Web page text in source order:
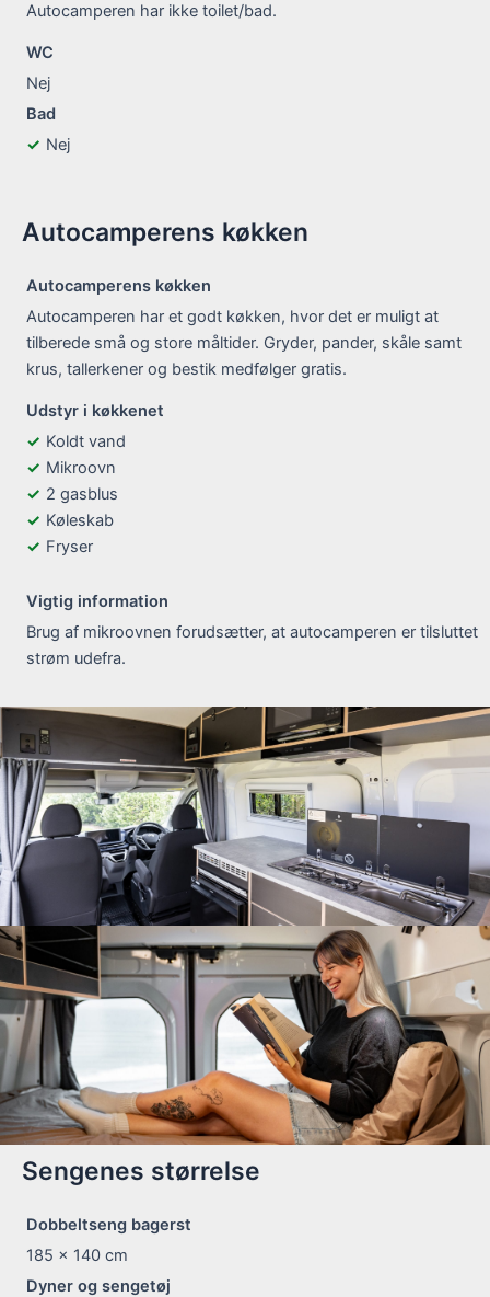
Autocamperen har ikke toilet/bad.
WC
Nej
Bad
Nej
Autocamperens køkken
Autocamperens køkken
Autocamperen har et godt køkken, hvor det er muligt at
tilberede små og store måltider. Gryder, pander, skåle samt
krus, tallerkener og bestik medfølger gratis.
Udstyr i køkkenet
Koldt vand
Mikroovn
2 gasblus
Køleskab
Fryser
Vigtig information
Brug af mikroovnen forudsætter, at autocamperen er tilsluttet
strøm udefra.
Sengenes størrelse
Dobbeltseng bagerst
185 x 140 cm
Dyner og sengetøj